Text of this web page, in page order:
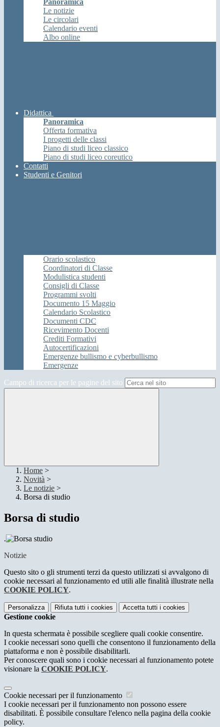
Panoramica
Le notizie
Le circolari
Calendario eventi
Albo online
Didattica
Panoramica
Offerta formativa
I progetti delle classi
Piano di studi liceo classico
Piano di studi liceo coreutico
Contatti
Studenti e Genitori
Orario scolastico
Coordinatori di Classe
Modulistica studenti
Consigli di Classe
Programmi svolti
Documento 15 Maggio
Calendario Scolastico
Documenti CDC
Ricevimento Docenti
Crediti Formativi
Autocertificazioni
Emergenze bullismo e cyberbullismo
Emergenze
Campo di ricerca per le pagine del sito
Home >
Novità >
Le notizie >
Borsa di studio
Borsa di studio
.
Notizie
Questo sito o gli strumenti terzi da questo utilizzati si avvalgono di
cookie necessari al funzionamento ed utili alle finalità illustrate nella
COOKIE POLICY.
Personalizza Rifiuta tutti i cookies Accetta tutti i cookies
Gestione cookie
In questa schermata è possibile scegliere quali cookie consentire.
I cookie necessari sono quelli che consentono il funzionamento della
piattaforma e non è possibile disabilitarli.
Per conoscere quali sono i cookie necessari al funzionamento potete
visionare la COOKIE POLICY.
Cookie necessari per il funzionamento
I cookie necessari per il funzionamento non possono essere
disabilitati. È possibile consultare l'elenco nella pagina della cookie
policy.